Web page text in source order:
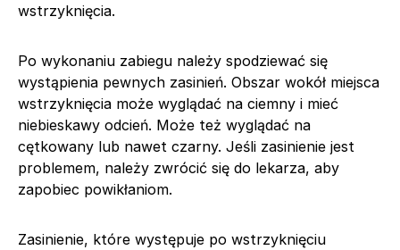
wstrzyknięcia.
Po wykonaniu zabiegu należy spodziewać się
wystąpienia pewnych zasinień. Obszar wokół miejsca
wstrzyknięcia może wyglądać na ciemny i mieć
niebieskawy odcień. Może też wyglądać na
cętkowany lub nawet czarny. Jeśli zasinienie jest
problemem, należy zwrócić się do lekarza, aby
zapobiec powikłaniom.
Zasinienie, które występuje po wstrzyknięciu